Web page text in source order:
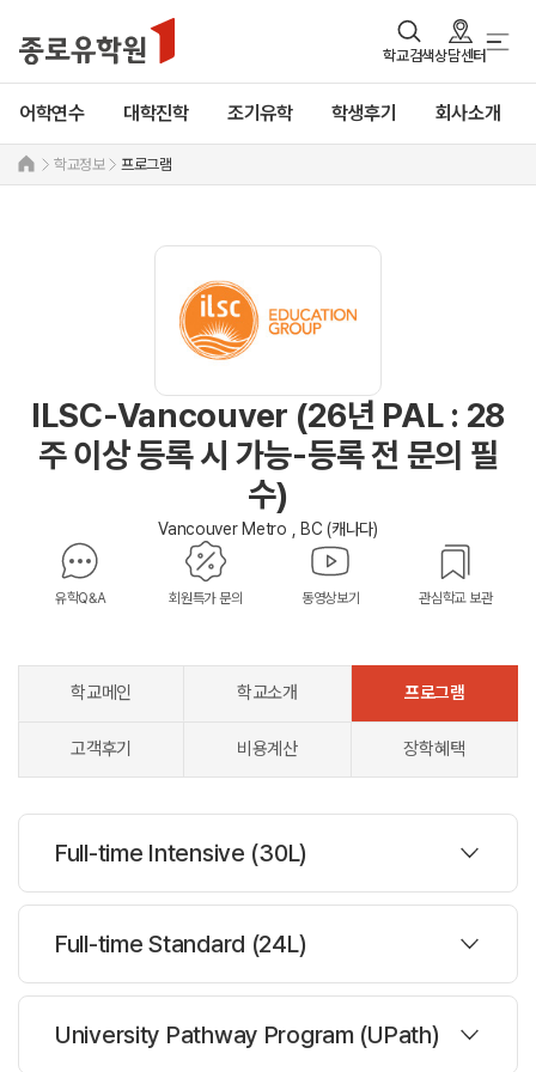
학교검색상담센터
어학연수 대학진학 조기유학 학생후기 회사소개
학교정보 프로그램
ILSC-Vancouver (26년 PAL : 28
주 이상 등록 시 가능-등록 전 문의 필
수)
Vancouver Metro , BC (캐나다)
유학Q&A 회원특가 문의 동영상보기 관심학교 보관
학교메인 학교소개 프로그램
고객후기 비용계산 장학혜택
Full-time Intensive (30L)
프로그램
주당레슨 :30레슨
한반명수 : 14명
Full-time Standard (24L)
프로그램
University Pathway Program (UPath)